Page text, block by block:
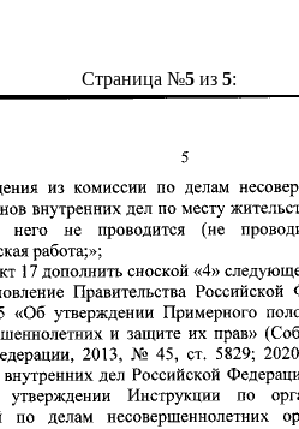
Страница №5из 5: